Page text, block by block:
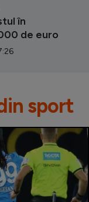
în
de euro
sport